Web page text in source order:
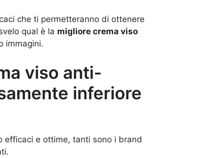
che ti permetteranno di ottenere
qual è la migliore crema viso
immagini.
viso anti-
inferiore
efficaci e ottime, tanti sono i brand